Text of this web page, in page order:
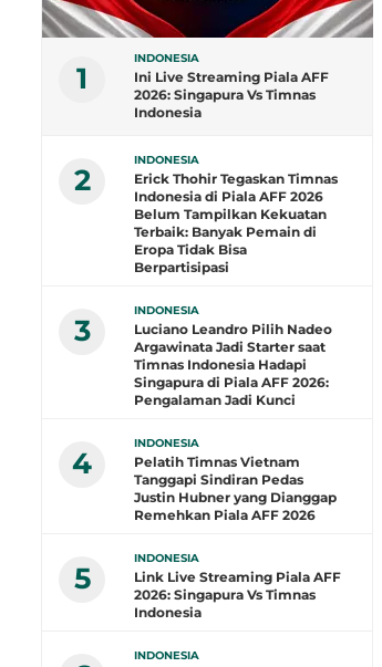
1
INDONESIA
Ini Live Streaming Piala AFF
2026: Singapura Vs Timnas
Indonesia
2
INDONESIA
Erick Thohir Tegaskan Timnas
Indonesia di Piala AFF 2026
Belum Tampilkan Kekuatan
Terbaik: Banyak Pemain di
Eropa Tidak Bisa
Berpartisipasi
3
INDONESIA
Luciano Leandro Pilih Nadeo
Argawinata Jadi Starter saat
Timnas Indonesia Hadapi
Singapura di Piala AFF 2026:
Pengalaman Jadi Kunci
4
INDONESIA
Pelatih Timnas Vietnam
Tanggapi Sindiran Pedas
Justin Hubner yang Dianggap
Remehkan Piala AFF 2026
5
INDONESIA
Link Live Streaming Piala AFF
2026: Singapura Vs Timnas
Indonesia
INDONESIA